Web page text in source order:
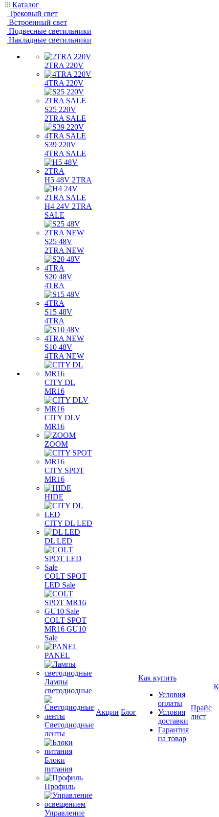
Каталог
Трековый свет
Встроенный свет
Подвесные светильники
Накладные светильники
2TRA 220V
4TRA 220V
S25 220V
2TRA SALE
S39 220V
4TRA SALE
H5 48V 2TRA
H4 24V 2TRA
SALE
S25 48V
2TRA NEW
S20 48V
4TRA
S15 48V
4TRA
S10 48V
4TRA NEW
CITY DL
MR16
CITY DLV
MR16
ZOOM
CITY SPOT
MR16
HIDE
CITY DL LED
DL LED
COLT SPOT
LED Sale
COLT SPOT
MR16 GU10
Sale
PANEL
Лампы
светодиодные
Светодиодные
ленты
Блоки
питания
Профиль
Управление
Акции Блог
Как купить
Условия
оплаты
Условия
доставки
Гарантия
на товар
Прайс
лист